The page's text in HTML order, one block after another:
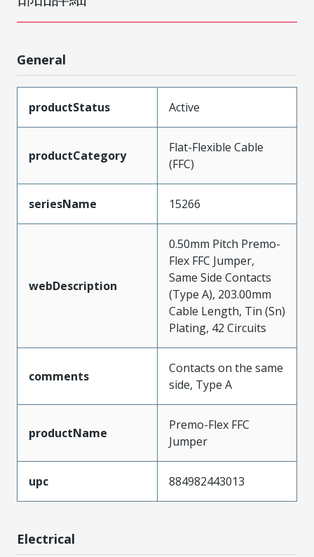
General
productStatus Active
productCategory
Flat-Flexible Cable
(FFC)
seriesName 15266
webDescription
0.50mm Pitch Premo-
Flex FFC Jumper,
Same Side Contacts
(Type A), 203.00mm
Cable Length, Tin (Sn)
Plating, 42 Circuits
comments
Contacts on the same
side, Type A
productName
Premo-Flex FFC
Jumper
upc 884982443013
Electrical